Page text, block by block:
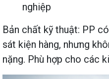
nghiệp
Bản chất kỹ thuật: PP
sát kiện hàng, nhưng
nặng. Phù hợp cho các